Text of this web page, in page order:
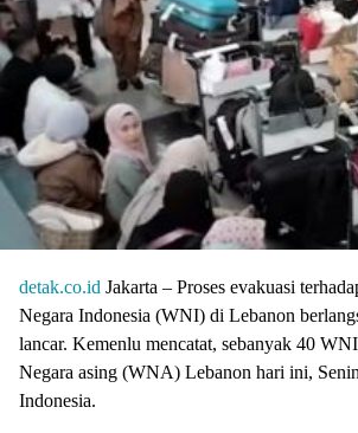
detak.co.id Jakarta – Proses evakuasi
Negara Indonesia (WNI) di Lebanon
lancar. Kemenlu mencatat, sebanyak 40
Negara asing (WNA) Lebanon hari ini,
Indonesia.